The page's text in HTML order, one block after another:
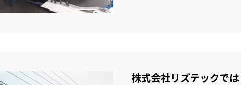
株式会社リズテックでは・